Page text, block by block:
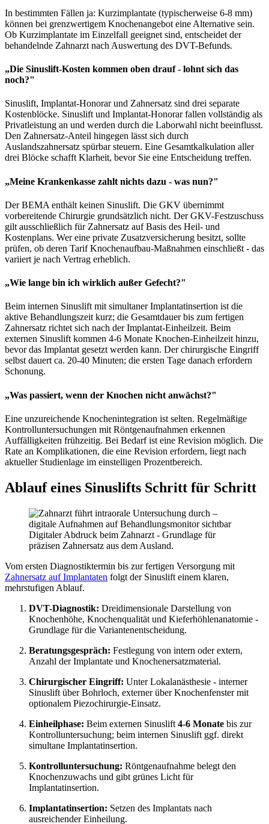
In bestimmten Fällen ja: Kurzimplantate (typischerweise 6-8 mm)
können bei grenzwertigem Knochenangebot eine Alternative sein.
Ob Kurzimplantate im Einzelfall geeignet sind, entscheidet der
behandelnde Zahnarzt nach Auswertung des DVT-Befunds.
„Die Sinuslift-Kosten kommen oben drauf - lohnt sich das
noch?"
Sinuslift, Implantat-Honorar und Zahnersatz sind drei separate
Kostenblöcke. Sinuslift und Implantat-Honorar fallen vollständig als
Privatleistung an und werden durch die Laborwahl nicht beeinflusst.
Den Zahnersatz-Anteil hingegen lässt sich durch
Auslandszahnersatz spürbar steuern. Eine Gesamtkalkulation aller
drei Blöcke schafft Klarheit, bevor Sie eine Entscheidung treffen.
„Meine Krankenkasse zahlt nichts dazu - was nun?"
Der BEMA enthält keinen Sinuslift. Die GKV übernimmt
vorbereitende Chirurgie grundsätzlich nicht. Der GKV-Festzuschuss
gilt ausschließlich für Zahnersatz auf Basis des Heil- und
Kostenplans. Wer eine private Zusatzversicherung besitzt, sollte
prüfen, ob deren Tarif Knochenaufbau-Maßnahmen einschließt - das
variiert je nach Vertrag erheblich.
„Wie lange bin ich wirklich außer Gefecht?"
Beim internen Sinuslift mit simultaner Implantatinsertion ist die
aktive Behandlungszeit kurz; die Gesamtdauer bis zum fertigen
Zahnersatz richtet sich nach der Implantat-Einheilzeit. Beim
externen Sinuslift kommen 4-6 Monate Knochen-Einheilzeit hinzu,
bevor das Implantat gesetzt werden kann. Der chirurgische Eingriff
selbst dauert ca. 20-40 Minuten; die ersten Tage danach erfordern
Schonung.
„Was passiert, wenn der Knochen nicht anwächst?"
Eine unzureichende Knochenintegration ist selten. Regelmäßige
Kontrolluntersuchungen mit Röntgenaufnahmen erkennen
Auffälligkeiten frühzeitig. Bei Bedarf ist eine Revision möglich. Die
Rate an Komplikationen, die eine Revision erfordern, liegt nach
aktueller Studienlage im einstelligen Prozentbereich.
Ablauf eines Sinuslifts Schritt für Schritt
Digitaler Abdruck beim Zahnarzt - Grundlage für
präzisen Zahnersatz aus dem Ausland.
Vom ersten Diagnostiktermin bis zur fertigen Versorgung mit
Zahnersatz auf Implantaten folgt der Sinuslift einem klaren,
mehrstufigen Ablauf.
DVT-Diagnostik: Dreidimensionale Darstellung von
Knochenhöhe, Knochenqualität und Kieferhöhlenanatomie -
Grundlage für die Variantenentscheidung.
Beratungsgespräch: Festlegung von intern oder extern,
Anzahl der Implantate und Knochenersatzmaterial.
Chirurgischer Eingriff: Unter Lokalanästhesie - interner
Sinuslift über Bohrloch, externer über Knochenfenster mit
optionalem Piezochirurgie-Einsatz.
Einheilphase: Beim externen Sinuslift 4-6 Monate bis zur
Kontrolluntersuchung; beim internen Sinuslift ggf. direkt
simultane Implantatinsertion.
Kontrolluntersuchung: Röntgenaufnahme belegt den
Knochenzuwachs und gibt grünes Licht für
Implantatinsertion.
Implantatinsertion: Setzen des Implantats nach
ausreichender Einheilung.